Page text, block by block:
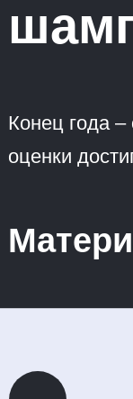
Конец года –
оценки